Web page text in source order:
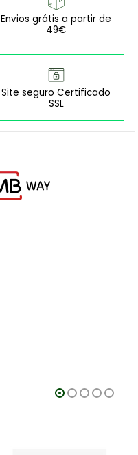
Envios grátis a partir de
49€
Site seguro Certificado
SSL